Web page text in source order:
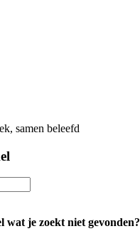
wat je zoekt niet gevonden?